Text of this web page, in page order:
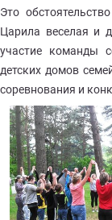
Это
Царила веселая и
участие команды
детских домов
соревнования и